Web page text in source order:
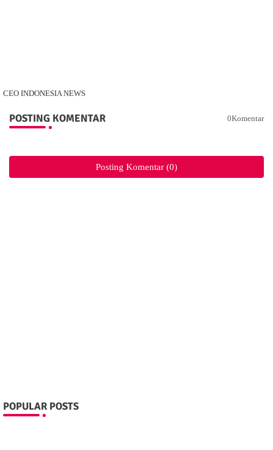
CEO INDONESIA NEWS
POSTING KOMENTAR 0Komentar
Posting Komentar (0)
POPULAR POSTS